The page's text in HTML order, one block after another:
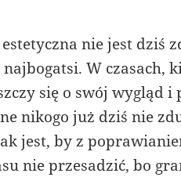
nie jest dziś
W czasach,
się o swój wygląd i
nikogo już dziś nie
jest, by z
nie przesadzić, bo